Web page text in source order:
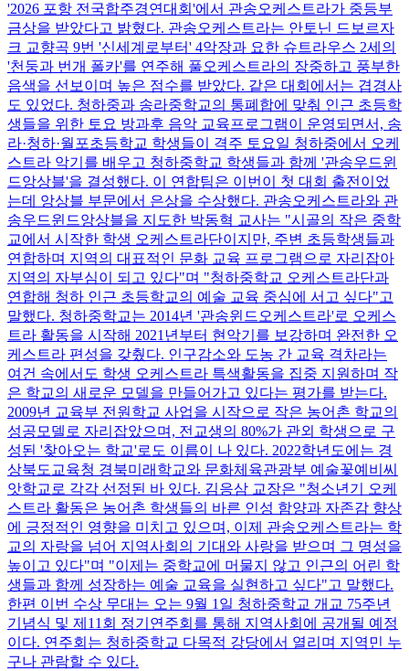
'2026 포항 전국합주경연대회'에서 관송오케스트라가 중등부
금상을 받았다고 밝혔다. 관송오케스트라는 안토닌 드보르자
크 교향곡 9번 '신세계로부터' 4악장과 요한 슈트라우스 2세의
'천둥과 번개 폴카'를 연주해 풀오케스트라의 장중하고 풍부한
음색을 선보이며 높은 점수를 받았다. 같은 대회에서는 겹경사
도 있었다. 청하중과 송라중학교의 통폐합에 맞춰 인근 초등학
생들을 위한 토요 방과후 음악 교육프로그램이 운영되면서, 송
라·청하·월포초등학교 학생들이 격주 토요일 청하중에서 오케
스트라 악기를 배우고 청하중학교 학생들과 함께 '관송우드윈
드앙상블'을 결성했다. 이 연합팀은 이번이 첫 대회 출전이었
는데 앙상블 부문에서 은상을 수상했다. 관송오케스트라와 관
송우드윈드앙상블을 지도한 박동혁 교사는 "시골의 작은 중학
교에서 시작한 학생 오케스트라단이지만, 주변 초등학생들과
연합하며 지역의 대표적인 문화 교육 프로그램으로 자리잡아
지역의 자부심이 되고 있다"며 "청하중학교 오케스트라단과
연합해 청하 인근 초등학교의 예술 교육 중심에 서고 싶다"고
말했다. 청하중학교는 2014년 '관송윈드오케스트라'로 오케스
트라 활동을 시작해 2021년부터 현악기를 보강하며 완전한 오
케스트라 편성을 갖췄다. 인구감소와 도농 간 교육 격차라는
여건 속에서도 학생 오케스트라 특색활동을 집중 지원하며 작
은 학교의 새로운 모델을 만들어가고 있다는 평가를 받는다.
2009년 교육부 전원학교 사업을 시작으로 작은 농어촌 학교의
성공모델로 자리잡았으며, 전교생의 80%가 관외 학생으로 구
성된 '찾아오는 학교'로도 이름이 나 있다. 2022학년도에는 경
상북도교육청 경북미래학교와 문화체육관광부 예술꽃예비씨
앗학교로 각각 선정된 바 있다. 김응삼 교장은 "청소년기 오케
스트라 활동은 농어촌 학생들의 바른 인성 함양과 자존감 향상
에 긍정적인 영향을 미치고 있으며, 이제 관송오케스트라는 학
교의 자랑을 넘어 지역사회의 기대와 사랑을 받으며 그 명성을
높이고 있다"며 "이제는 중학교에 머물지 않고 인근의 어린 학
생들과 함께 성장하는 예술 교육을 실현하고 싶다"고 말했다.
한편 이번 수상 무대는 오는 9월 1일 청하중학교 개교 75주년
기념식 및 제11회 정기연주회를 통해 지역사회에 공개될 예정
이다. 연주회는 청하중학교 다목적 강당에서 열리며 지역민 누
구나 관람할 수 있다.